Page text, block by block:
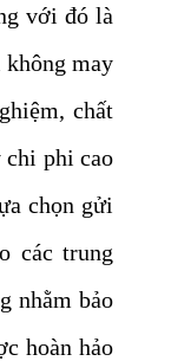
với đó là
không may
chất
chi phi cao
chọn gửi
các trung
nhằm bảo
hoàn hảo